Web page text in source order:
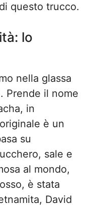
questo trucco.
lo
nella glassa
Prende il nome
in
è un
su
sale e
al mondo,
è stata
David